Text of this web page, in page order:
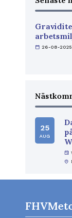
calendar_today 26-08-2025
25
AUG
event
home_pin